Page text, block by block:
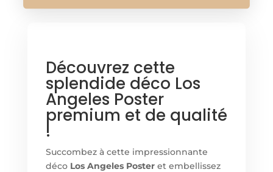
Découvrez cette
splendide déco Los
Angeles Poster
premium et de qualité
!
Succombez à cette impressionnante
déco Los Angeles Posteret embellissez